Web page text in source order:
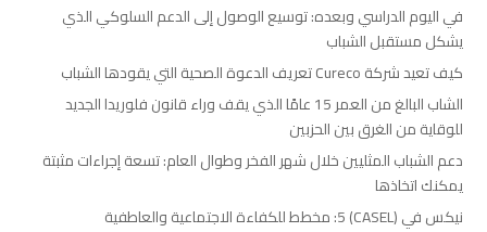
في اليوم الدراسي وبعده: توسيع الوصول إلى الدعم السلوكي الذي
يشكل مستقبل الشباب
كيف تعيد شركة Cureco تعريف الدعوة الصحية التي يقودها الشباب
الشاب البالغ من العمر 15 عامًا الذي يقف وراء قانون فلوريدا الجديد
للوقاية من الغرق بين الحزبين
دعم الشباب المثليين خلال شهر الفخر وطوال العام: تسعة إجراءات مثبتة
يمكنك اتخاذها
نيكس في (CASEL) 5: مخطط للكفاءة الاجتماعية والعاطفية